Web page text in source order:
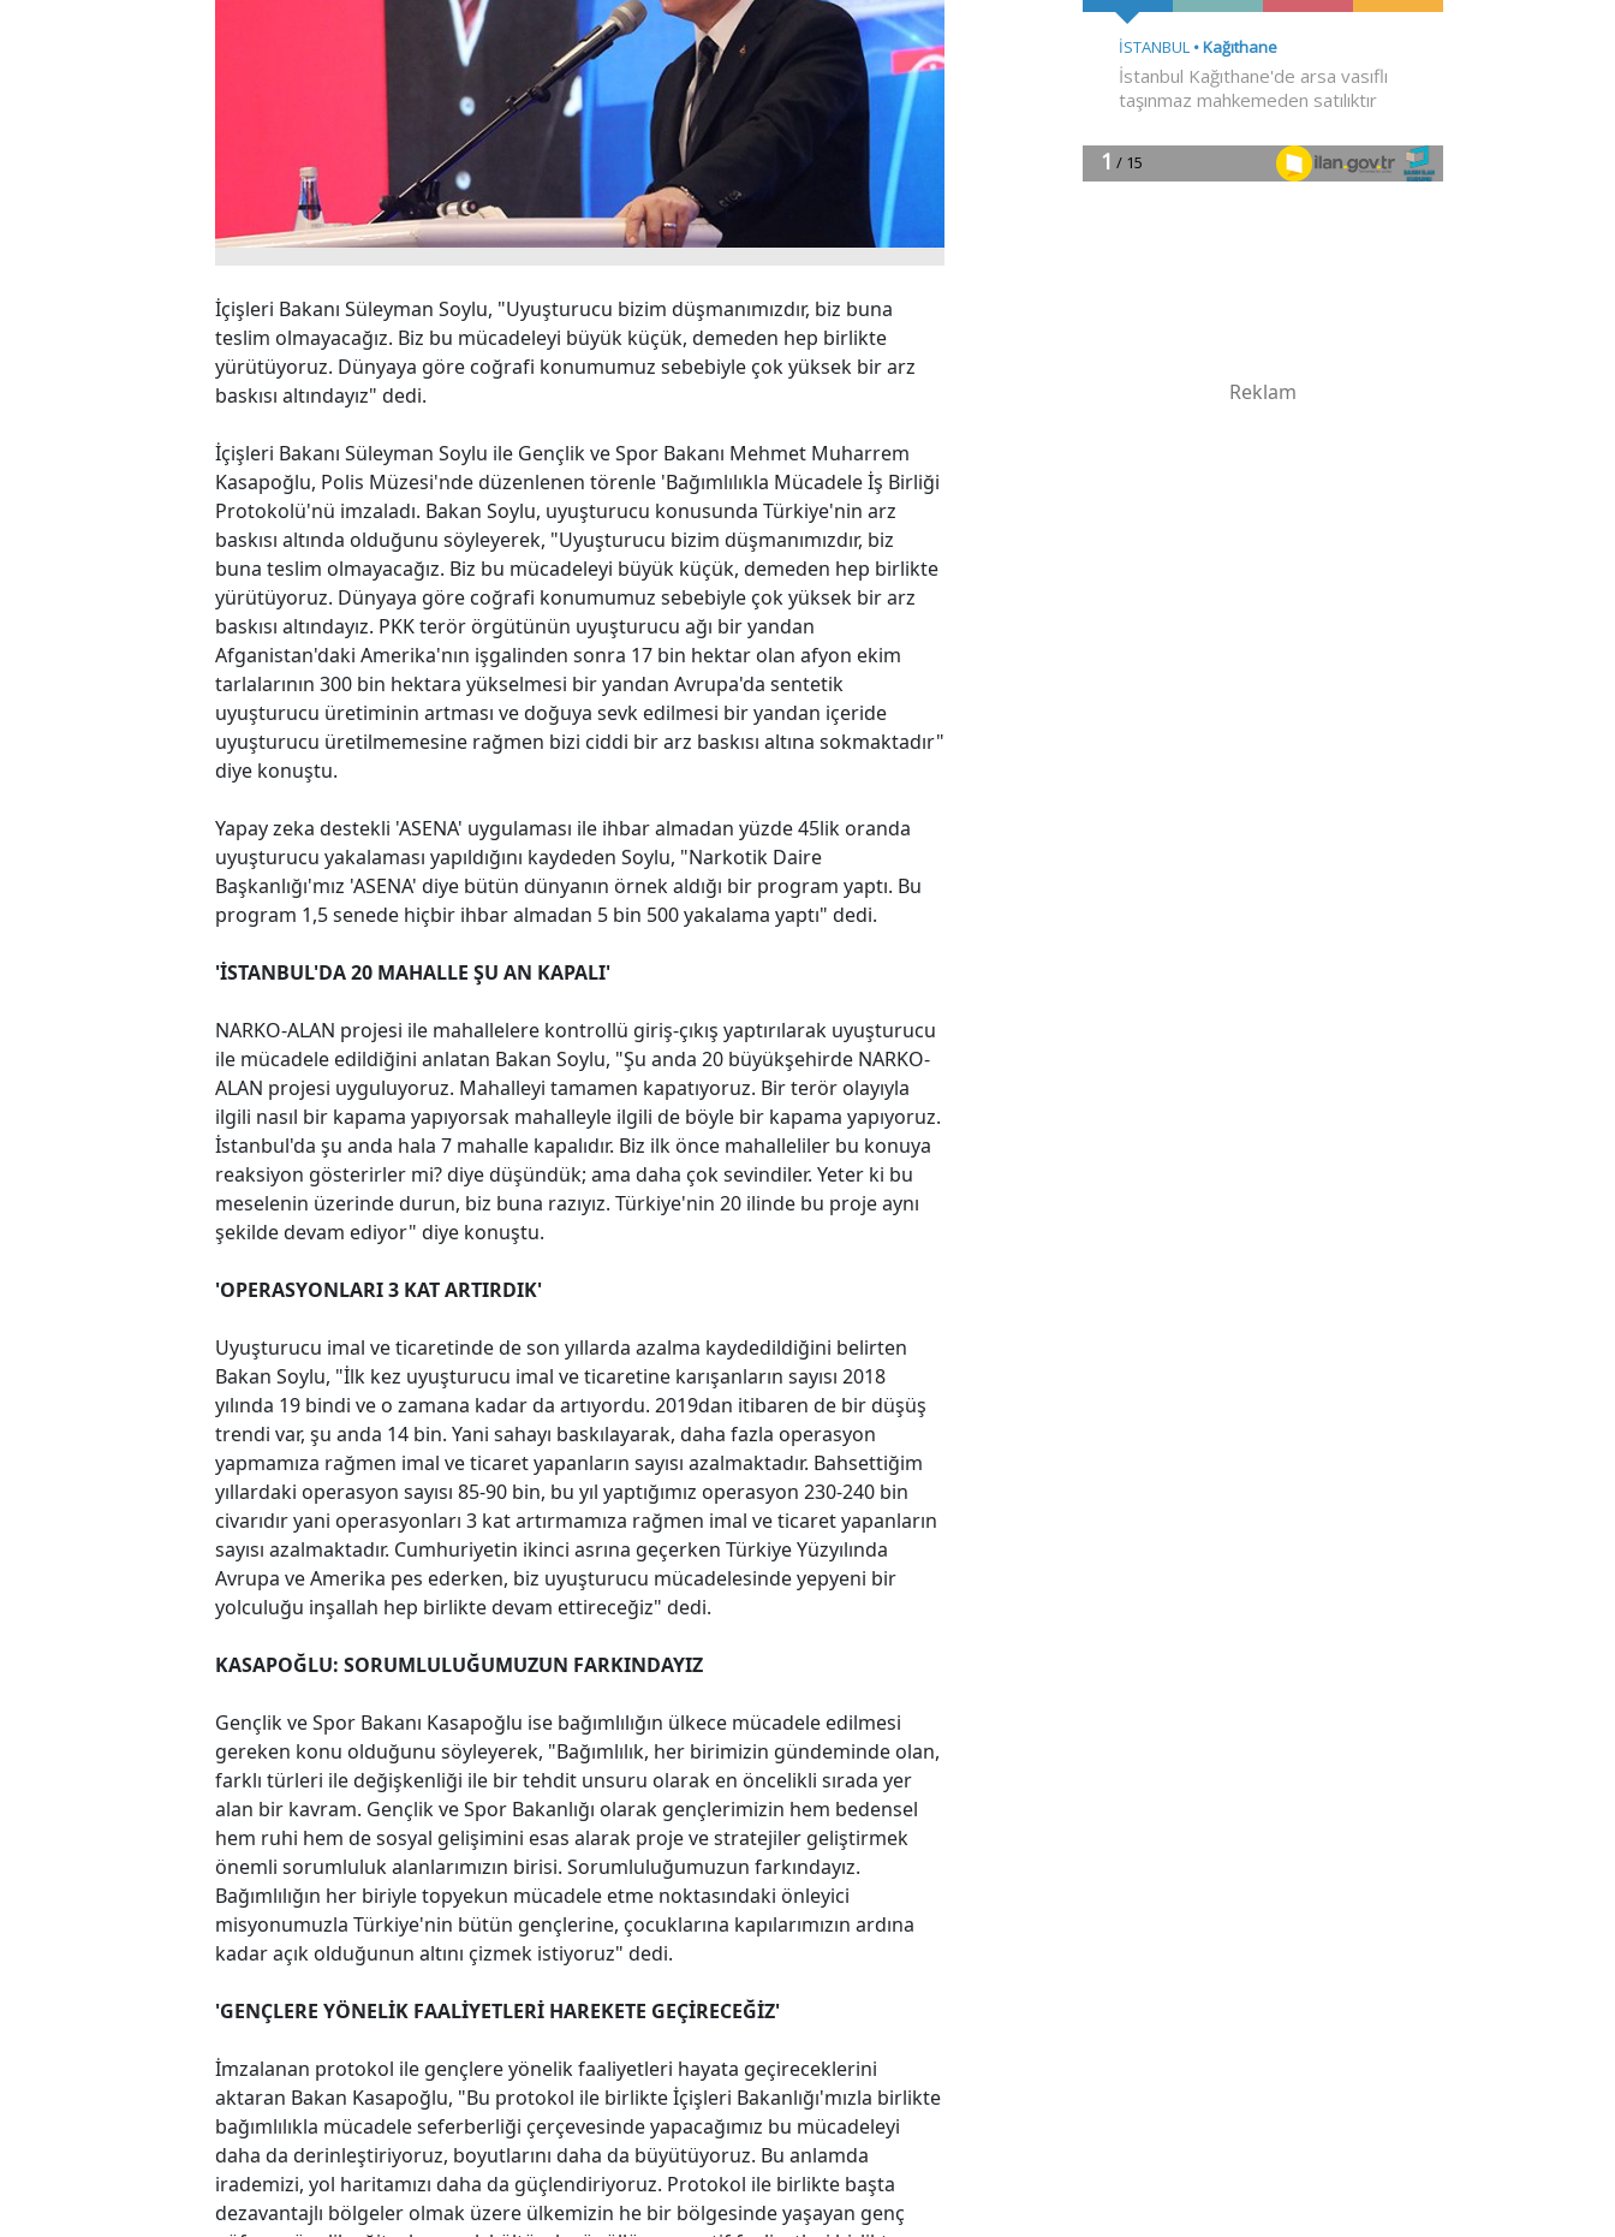
İçişleri Bakanı Süleyman Soylu, "Uyuşturucu bizim düşmanımızdır, biz buna
teslim olmayacağız. Biz bu mücadeleyi büyük küçük, demeden hep birlikte
yürütüyoruz. Dünyaya göre coğrafi konumumuz sebebiyle çok yüksek bir arz
baskısı altındayız" dedi.
İçişleri Bakanı Süleyman Soylu ile Gençlik ve Spor Bakanı Mehmet Muharrem
Kasapoğlu, Polis Müzesi'nde düzenlenen törenle 'Bağımlılıkla Mücadele İş Birliği
Protokolü'nü imzaladı. Bakan Soylu, uyuşturucu konusunda Türkiye'nin arz
baskısı altında olduğunu söyleyerek, "Uyuşturucu bizim düşmanımızdır, biz
buna teslim olmayacağız. Biz bu mücadeleyi büyük küçük, demeden hep birlikte
yürütüyoruz. Dünyaya göre coğrafi konumumuz sebebiyle çok yüksek bir arz
baskısı altındayız. PKK terör örgütünün uyuşturucu ağı bir yandan
Afganistan'daki Amerika'nın işgalinden sonra 17 bin hektar olan afyon ekim
tarlalarının 300 bin hektara yükselmesi bir yandan Avrupa'da sentetik
uyuşturucu üretiminin artması ve doğuya sevk edilmesi bir yandan içeride
uyuşturucu üretilmemesine rağmen bizi ciddi bir arz baskısı altına sokmaktadır"
diye konuştu.
Yapay zeka destekli 'ASENA' uygulaması ile ihbar almadan yüzde 45lik oranda
uyuşturucu yakalaması yapıldığını kaydeden Soylu, "Narkotik Daire
Başkanlığı'mız 'ASENA' diye bütün dünyanın örnek aldığı bir program yaptı. Bu
program 1,5 senede hiçbir ihbar almadan 5 bin 500 yakalama yaptı" dedi.
'İSTANBUL'DA 20 MAHALLE ŞU AN KAPALI'
NARKO-ALAN projesi ile mahallelere kontrollü giriş-çıkış yaptırılarak uyuşturucu
ile mücadele edildiğini anlatan Bakan Soylu, "Şu anda 20 büyükşehirde NARKO-
ALAN projesi uyguluyoruz. Mahalleyi tamamen kapatıyoruz. Bir terör olayıyla
ilgili nasıl bir kapama yapıyorsak mahalleyle ilgili de böyle bir kapama yapıyoruz.
İstanbul'da şu anda hala 7 mahalle kapalıdır. Biz ilk önce mahalleliler bu konuya
reaksiyon gösterirler mi? diye düşündük; ama daha çok sevindiler. Yeter ki bu
meselenin üzerinde durun, biz buna razıyız. Türkiye'nin 20 ilinde bu proje aynı
şekilde devam ediyor" diye konuştu.
'OPERASYONLARI 3 KAT ARTIRDIK'
Uyuşturucu imal ve ticaretinde de son yıllarda azalma kaydedildiğini belirten
Bakan Soylu, "İlk kez uyuşturucu imal ve ticaretine karışanların sayısı 2018
yılında 19 bindi ve o zamana kadar da artıyordu. 2019dan itibaren de bir düşüş
trendi var, şu anda 14 bin. Yani sahayı baskılayarak, daha fazla operasyon
yapmamıza rağmen imal ve ticaret yapanların sayısı azalmaktadır. Bahsettiğim
yıllardaki operasyon sayısı 85-90 bin, bu yıl yaptığımız operasyon 230-240 bin
civarıdır yani operasyonları 3 kat artırmamıza rağmen imal ve ticaret yapanların
sayısı azalmaktadır. Cumhuriyetin ikinci asrına geçerken Türkiye Yüzyılında
Avrupa ve Amerika pes ederken, biz uyuşturucu mücadelesinde yepyeni bir
yolculuğu inşallah hep birlikte devam ettireceğiz" dedi.
KASAPOĞLU: SORUMLULUĞUMUZUN FARKINDAYIZ
Gençlik ve Spor Bakanı Kasapoğlu ise bağımlılığın ülkece mücadele edilmesi
gereken konu olduğunu söyleyerek, "Bağımlılık, her birimizin gündeminde olan,
farklı türleri ile değişkenliği ile bir tehdit unsuru olarak en öncelikli sırada yer
alan bir kavram. Gençlik ve Spor Bakanlığı olarak gençlerimizin hem bedensel
hem ruhi hem de sosyal gelişimini esas alarak proje ve stratejiler geliştirmek
önemli sorumluluk alanlarımızın birisi. Sorumluluğumuzun farkındayız.
Bağımlılığın her biriyle topyekun mücadele etme noktasındaki önleyici
misyonumuzla Türkiye'nin bütün gençlerine, çocuklarına kapılarımızın ardına
kadar açık olduğunun altını çizmek istiyoruz" dedi.
'GENÇLERE YÖNELİK FAALİYETLERİ HAREKETE GEÇİRECEĞİZ'
İmzalanan protokol ile gençlere yönelik faaliyetleri hayata geçireceklerini
aktaran Bakan Kasapoğlu, "Bu protokol ile birlikte İçişleri Bakanlığı'mızla birlikte
bağımlılıkla mücadele seferberliği çerçevesinde yapacağımız bu mücadeleyi
daha da derinleştiriyoruz, boyutlarını daha da büyütüyoruz. Bu anlamda
irademizi, yol haritamızı daha da güçlendiriyoruz. Protokol ile birlikte başta
dezavantajlı bölgeler olmak üzere ülkemizin he bir bölgesinde yaşayan genç